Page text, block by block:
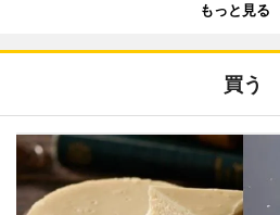
もっと見る
買う